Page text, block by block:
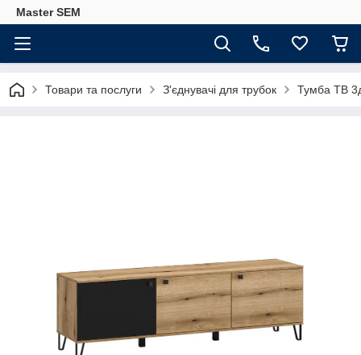
Master SEM
Товари та послуги З'єднувачі для трубок Тумба ТВ